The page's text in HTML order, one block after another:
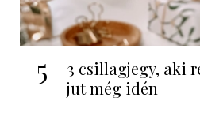
5
3 csillagjegy, aki
jut még idén